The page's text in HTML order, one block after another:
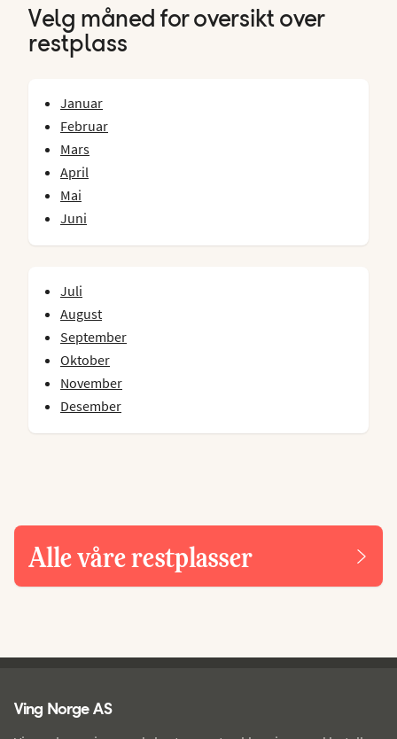
Velg måned for oversikt over
restplass
Januar
Februar
Mars
April
Mai
Juni
Juli
August
September
Oktober
November
Desember
Alle våre restplasser
Ving Norge AS